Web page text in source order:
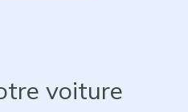
voiture